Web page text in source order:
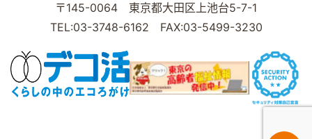
〒145-0064 東京都大田区上池台5-7-1
TEL:03-3748-6162 FAX:03-5499-3230